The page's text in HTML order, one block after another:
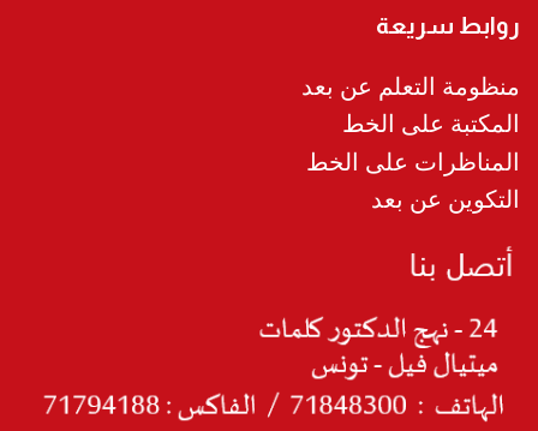
روابط سريعة
منظومة التعلم عن بعد
المكتبة على الخط
المناظرات على الخط
التكوين عن بعد